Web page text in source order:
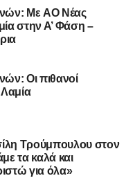
Οι ομάδες
γκρουπ, ενώ μετά την
προκύψουν
και η κλήρωση της
οι
θεσμού.
ζωντανά μέσω
της ΕΠΟ στο
του Α.Ο.
Με AO Nέας
στην Α’ Φάση –
Οι πιθανοί
Τρούμπουλου στον
τα καλά και
για όλα»